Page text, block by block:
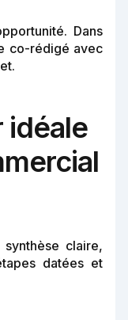
Dans
co-rédigé avec
idéale
synthèse claire,
datées et